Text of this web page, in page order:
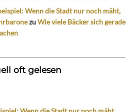
Wenn die Stadt nur noch mäht,
zuWie viele Bäcker sich gerade
oft gelesen